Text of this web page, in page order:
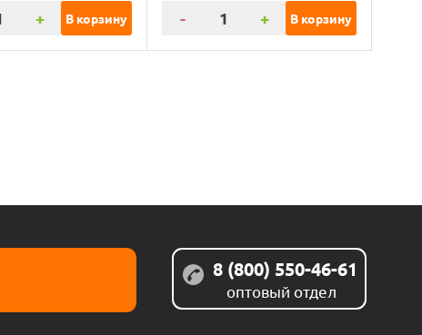
+ В корзину - + В корзину
8 (800) 550-46-61
оптовый отдел